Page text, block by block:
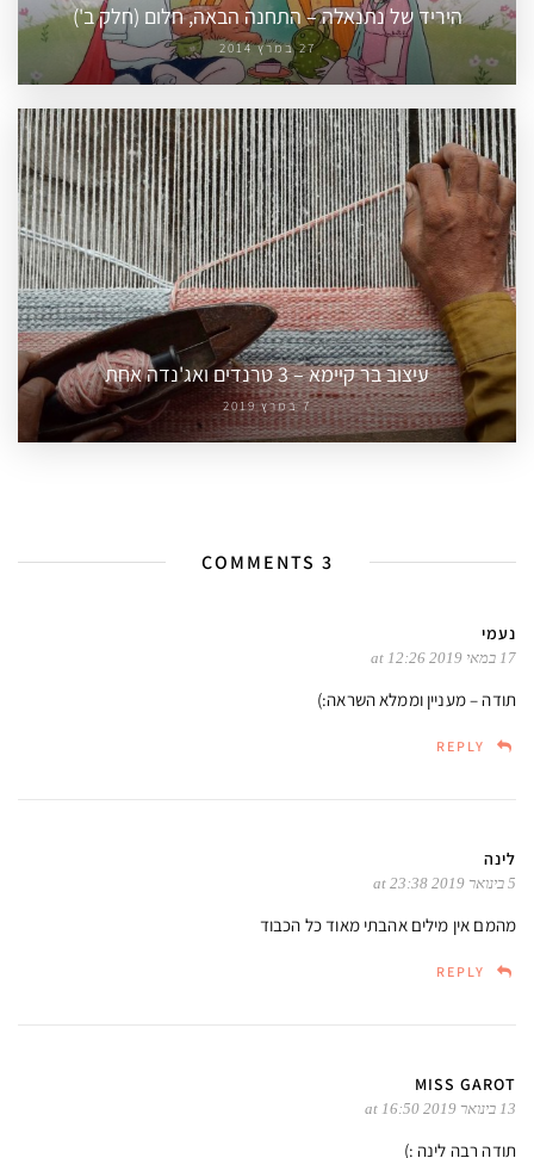
היריד של נתנאלה – התחנה הבאה, חלום (חלק ב')
27 במרץ 2014
עיצוב בר קיימא – 3 טרנדים ואג'נדה אחת
7 במרץ 2019
3 COMMENTS
נעמי
17 במאי 2019 at 12:26
תודה – מעניין וממלא השראה:)
REPLY
לינה
5 בינואר 2019 at 23:38
מהמם אין מילים אהבתי מאוד כל הכבוד
REPLY
MISS GAROT
13 בינואר 2019 at 16:50
תודה רבה לינה :)